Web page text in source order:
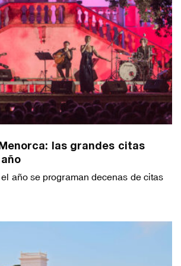
las grandes citas
año se programan decenas de citas